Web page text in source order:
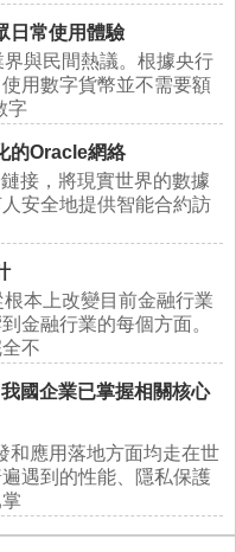
日常使用體驗
與民間熱議。根據央行
用數字貨幣並不需要額
字
Oracle網絡
接，將現實世界的數據
安全地提供智能合約訪
本上改變目前金融行業
金融行業的每個方面。
不
國企業已掌握相關核心
和應用落地方面均走在世
遇到的性能、隱私保護